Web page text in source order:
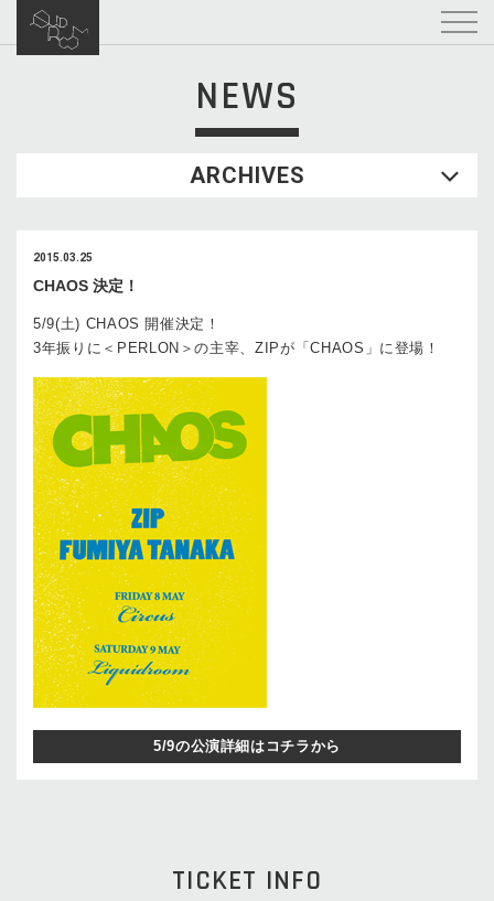
NEWS
ARCHIVES
2015.03.25
CHAOS 決定！
5/9(土) CHAOS 開催決定！
3年振りに＜PERLON＞の主宰、ZIPが「CHAOS」に登場！
5/9の公演詳細はコチラから
TICKET INFO